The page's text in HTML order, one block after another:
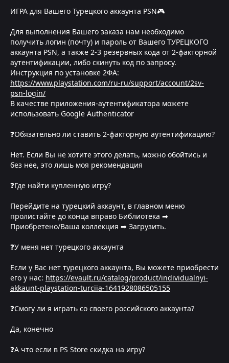
ИГРА для Вашего Турецкого аккаунта PSN🎮
Для выполнения Вашего заказа нам необходимо
получить логин (почту) и пароль от Вашего ТУРЕЦКОГО
аккаунта PSN, а также 2-3 резервных кода от 2-факторной
аутентификации, либо скинуть код по запросу.
Инструкция по установке 2ФА:
https://www.playstation.com/ru-ru/support/account/2sv-
psn-login/
В качестве приложения-аутентификатора можете
использовать Google Authenticator
❓Обязательно ли ставить 2-факторную аутентификацию?
Нет. Если Вы не хотите этого делать, можно обойтись и
без нее, это лишь моя рекомендация
❓Где найти купленную игру?
Перейдите на турецкий аккаунт, в главном меню
пролистайте до конца вправо Библиотека ➡
Приобретено/Ваша коллекция ➡ Загрузить.
❓У меня нет турецкого аккаунта
Если у Вас нет турецкого аккаунта, Вы можете приобрести
его у нас: https://evault.ru/catalog/product/individualnyi-
akkaunt-playstation-turciia-1641928086505155
❓Смогу ли я играть со своего российского аккаунта?
Да, конечно
❓А что если в PS Store скидка на игру?